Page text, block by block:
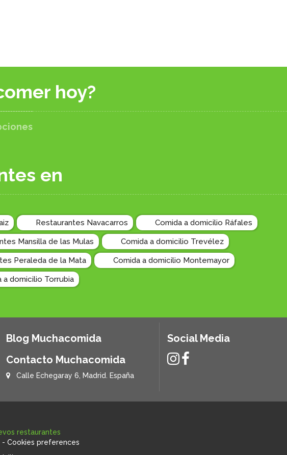
hoy?
en
Restaurantes Navacarros Comida a domicilio Ráfales
Mansilla de las Mulas Comida a domicilio Trevélez
Peraleda de la Mata Comida a domicilio Montemayor
a domicilio Torrubia
Blog Muchacomida
Contacto Muchacomida
Calle Echegaray 6, Madrid. España
Social Media
restaurantes
- Cookies preferences